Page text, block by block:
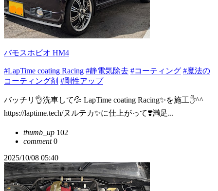
バモスホビオ HM4
#LapTime coating Racing #静電気除去 #コーティング #魔法の
コーティング剤 #剛性アップ
バッチリ👌洗車して💦 LapTime coating Racing✨を施工✋^^
https://laptime.tech/ヌルテカ✨に仕上がって❣️満足...
thumb_up 102
comment0
2025/10/08 05:40